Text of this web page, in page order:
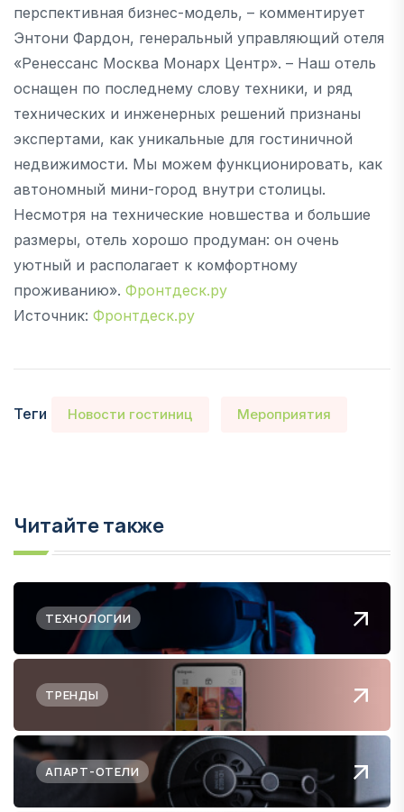
перспективная бизнес-модель, – комментирует
Энтони Фардон, генеральный управляющий отеля
«Ренессанс Москва Монарх Центр». – Наш отель
оснащен по последнему слову техники, и ряд
технических и инженерных решений признаны
экспертами, как уникальные для гостиничной
недвижимости. Мы можем функционировать, как
автономный мини-город внутри столицы.
Несмотря на технические новшества и большие
размеры, отель хорошо продуман: он очень
уютный и располагает к комфортному
проживанию». Фронтдеск.ру
Источник: Фронтдеск.ру
Теги Новости гостиниц Мероприятия
Читайте также
ТЕХНОЛОГИИ
ТРЕНДЫ
АПАРТ-ОТЕЛИ